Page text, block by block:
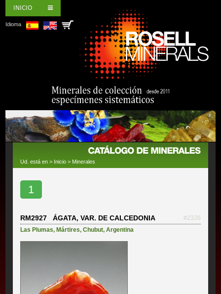
INICIO
Idioma
Ud. está en > Inicio > Minerales
1
RM2927 ÁGATA, VAR. DE CALCEDONIA
#2326
Las Plumas, Mártires,Chubut,Argentina